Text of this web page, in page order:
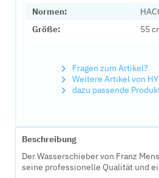
Normen:
Größe:
55
Fragen zum Artikel?
Weitere Artikel von
dazu passende
Beschreibung
Der Wasserschieber von Franz
seine professionelle Qualität und